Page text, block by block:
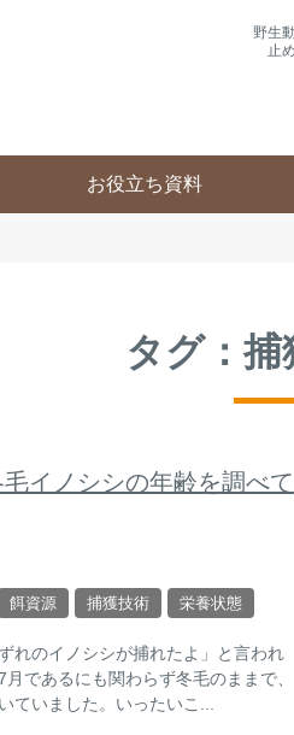
野生
止
お役立ち資料
タグ：捕
イノシシの年齢を調べて
餌資源 捕獲技術 栄養状態
れのイノシシが捕れたよ」と言われ
であるにも関わらず冬毛のままで、
ていました。いったいこ...